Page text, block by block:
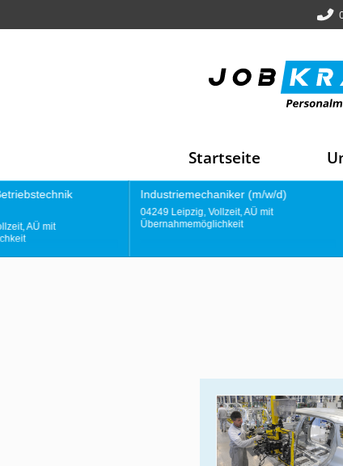
Startseite
Industriemechaniker (m/w/d)
04249 Leipzig, Vollzeit, AÜ mit
Übernahmemöglichkeit
Gießereimitarbeiter
04249 Leipzig, Vollzeit,
Übernahmemöglichkeit